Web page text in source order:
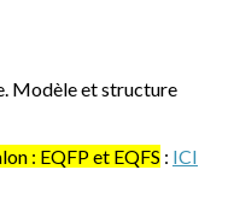
Modèle et structure
: EQFP et EQFS : ICI